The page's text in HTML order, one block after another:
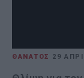
ΘΑΝΑΤΟΣ 29